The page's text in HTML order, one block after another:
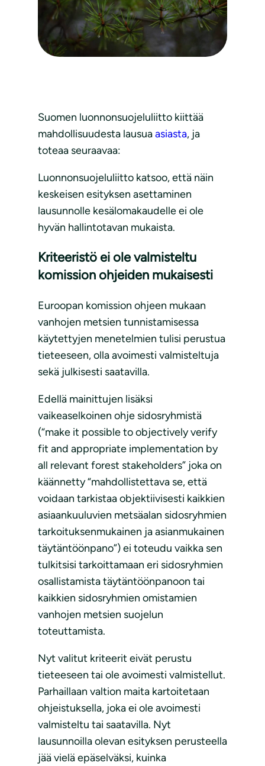
Suomen luonnonsuojeluliitto kiittää
mahdollisuudesta lausuaasiasta, ja
toteaa seuraavaa:
Luonnonsuojeluliitto katsoo, että näin
keskeisen esityksen asettaminen
lausunnolle kesälomakaudelle ei ole
hyvän hallintotavan mukaista.
Kriteeristö ei ole valmisteltu
komission ohjeiden mukaisesti
Euroopan komission ohjeen mukaan
vanhojen metsien tunnistamisessa
käytettyjen menetelmien tulisi perustua
tieteeseen, olla avoimesti valmisteltuja
sekä julkisesti saatavilla.
Edellä mainittujen lisäksi
vaikeaselkoinen ohje sidosryhmistä
(“make it possible to objectively verify
fit and appropriate implementation by
all relevant forest stakeholders” joka on
käännetty “mahdollistettava se, että
voidaan tarkistaa objektiivisesti kaikkien
asiaankuuluvien metsäalan sidosryhmien
tarkoituksenmukainen ja asianmukainen
täytäntöönpano”) ei toteudu vaikka sen
tulkitsisi tarkoittamaan eri sidosryhmien
osallistamista täytäntöönpanoon tai
kaikkien sidosryhmien omistamien
vanhojen metsien suojelun
toteuttamista.
Nyt valitut kriteerit eivät perustu
tieteeseen tai ole avoimesti valmistellut.
Parhaillaan valtion maita kartoitetaan
ohjeistuksella, joka ei ole avoimesti
valmisteltu tai saatavilla. Nyt
lausunnoilla olevan esityksen perusteella
jää vielä epäselväksi, kuinka